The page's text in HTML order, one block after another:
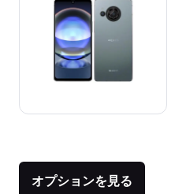
オプションを見る